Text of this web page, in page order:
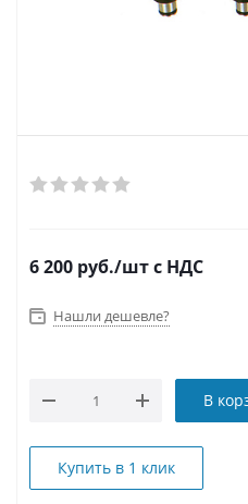
6 200 руб./штс НДС
Нашли дешевле?
В
Купить в 1 клик